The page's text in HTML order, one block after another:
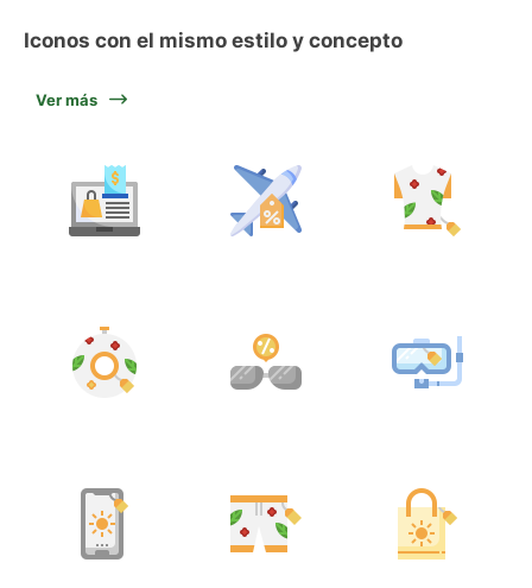
Iconos con el mismo estilo y concepto
Ver más